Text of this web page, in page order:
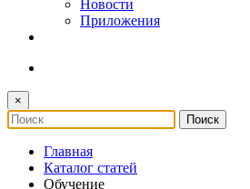
Новости
Приложения
×
Главная
Каталог статей
Обучение